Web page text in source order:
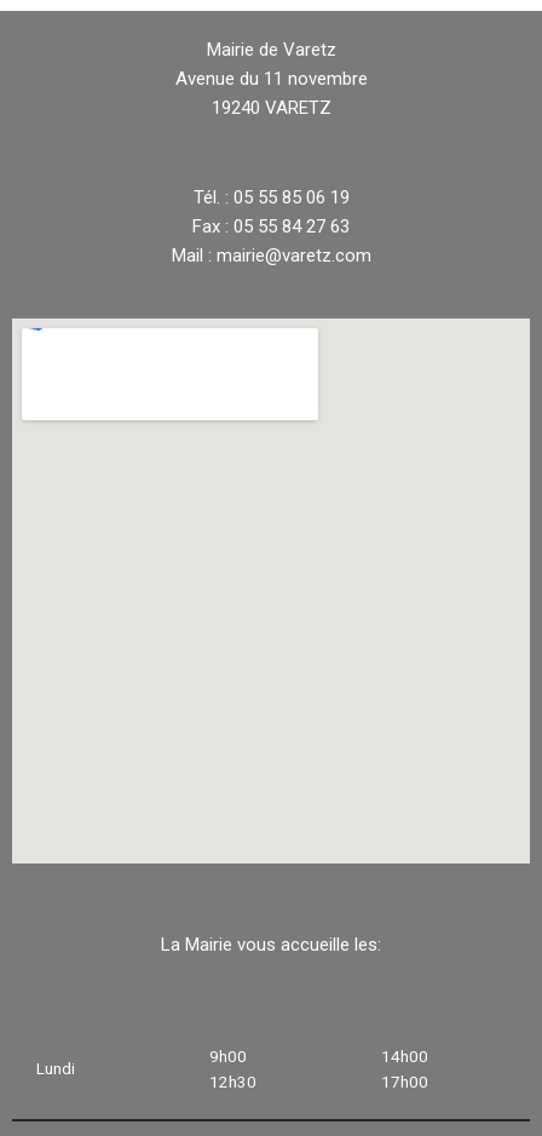
Mairie de Varetz
Avenue du 11 novembre
19240 VARETZ
Tél. : 05 55 85 06 19
Fax : 05 55 84 27 63
Mail : mairie@varetz.com
La Mairie vous accueille les:
Lundi
9h00
12h30
14h00
17h00